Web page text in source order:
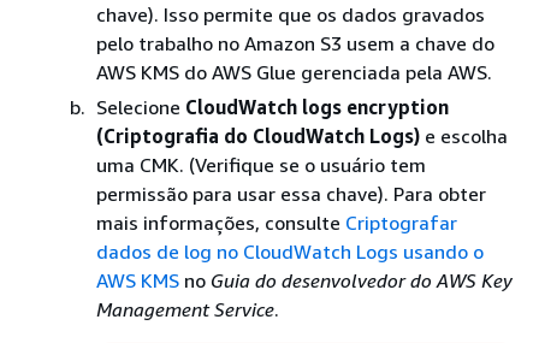
chave). Isso permite que os dados gravados
pelo trabalho no Amazon S3 usem a chave do
AWS KMS do AWS Glue gerenciada pela AWS.
Selecione CloudWatch logs encryption
(Criptografia do CloudWatch Logs) e escolha
uma CMK. (Verifique se o usuário tem
permissão para usar essa chave). Para obter
mais informações, consulte Criptografar
dados de log no CloudWatch Logs usando o
AWS KMS no Guia do desenvolvedor do AWS Key
Management Service.